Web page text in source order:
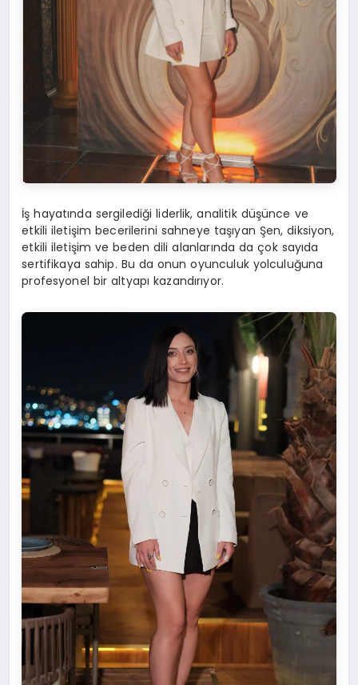
İş hayatında sergilediği liderlik, analitik düşünce ve
etkili iletişim becerilerini sahneye taşıyan Şen, diksiyon,
etkili iletişim ve beden dili alanlarında da çok sayıda
sertifikaya sahip. Bu da onun oyunculuk yolculuğuna
profesyonel bir altyapı kazandırıyor.